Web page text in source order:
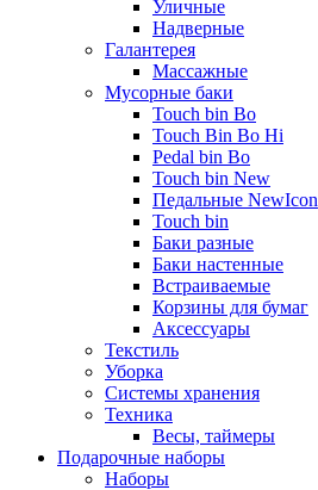
Уличные
Надверные
Галантерея
Массажные
Мусорные баки
Touch bin Bo
Touch Bin Bo Hi
Pedal bin Bo
Touch bin New
Педальные NewIcon
Touch bin
Баки разные
Баки настенные
Встраиваемые
Корзины для бумаг
Аксессуары
Текстиль
Уборка
Системы хранения
Техника
Весы, таймеры
Подарочные наборы
Наборы